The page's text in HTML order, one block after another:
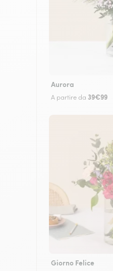
Aurora
A partire da 39€99
Giorno Felice